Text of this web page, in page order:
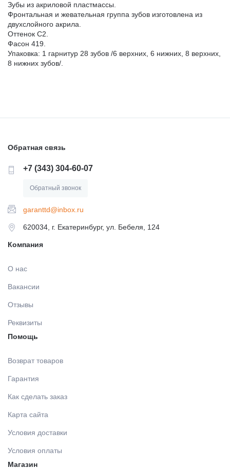
ЗАЩИТА ВРАЧА И ПАЦИЕНТА
АКСЕССУАРЫ И ПРИНАДЛЕЖНОСТИ
МАТЕРИАЛЫ ДЛЯ ХИРУРГИИ
МАТЕРИАЛЫ ДЛЯ ПРОФИЛАКТИКИ КАРИЕСА
МАТЕРИАЛЫ ДЛЯ ОТБЕЛИВАНИЯ ЗУБОВ
МАТЕРИАЛЫ ДЛЯ ОРТОПЕДИИ
ДЕЗИНФИЦИРУЮЩИЕ СРЕДСТВА,
РЕСТАВРАЦИЙ
ПОДКЛАДОЧНЫЕ МАТЕРИАЛЫ
ЛЕЧЕНИЯ
МАТЕРИАЛЫ ДЛЯ ФИКСАЦИИ НЕ ПРЯМЫХ
РЕСТАВРАЦИЙ
МАТЕРИАЛЫ / ПРИНАДЛЕЖНОСТИ ДЛЯ СНЯТИЯ
ГИПСЫ ДЕНТАЛЬНЫЕ ДЛЯ МОДЕЛЕЙ
ВСПОМОГАТЕЛЬНЫЕ СРЕДСТВА
ОПРЕДЕЛЕНИЯ ОККЛЮЗИИ
МАТЕРИАЛ ДЛЯ ПОЛИРОВАНИЯ ПРОТЕЗОВ Б/С
КОМПОЗИТ ЗУБОТЕХНИЧЕСКИЙ
ОБОРУДОВАНИЕ И ЗАПАСНЫЕ ЧАСТИ
ЛИТЕЙНОЕ ОБОРУДОВАНИЕ / ИНСТРУМЕНТЫ
АРТИКУЛЛЯТОРЫ, ОККЛЮДАТОРЫ
ОБОРУДОВАНИЕ ЗУБОТЕХНИЧЕСКОЕ
Зубы из акриловой пластмассы.
Фронтальная и жевательная группа зубов изготовлена из
двухслойного акрила.
Оттенок C2.
Фасон 419.
Упаковка: 1 гарнитур 28 зубов /6 верхних, 6 нижних, 8 верхних,
8 нижних зубов/.
Обратная связь
+7 (343) 304-60-07
Обратный звонок
garanttd@inbox.ru
620034, г. Екатеринбург, ул. Бебеля, 124
Компания
О нас
Вакансии
Отзывы
Реквизиты
Помощь
Возврат товаров
Гарантия
Как сделать заказ
Карта сайта
Условия доставки
Условия оплаты
Магазин